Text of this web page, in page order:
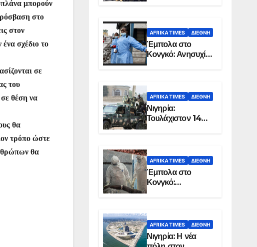
μπορούν
στο
στον
σχέδιο το
σε
του
σε θέση να
θα
τρόπο ώστε
θα
Σομαλία
AFRIKA TIMES ΔΙΕΘΝΉ
Έμπολα στο
Κονγκό: Ανησυχία
για τη μεγάλη
AFRIKA TIMES ΔΙΕΘΝΉ
Νιγηρία:
Τουλάχιστον 14
νεκροί από
στην Οτούκπο
AFRIKA TIMES ΔΙΕΘΝΉ
Έμπολα στο
Κονγκό:
Ξεπέρασαν τους
AFRIKA TIMES ΔΙΕΘΝΉ
Νιγηρία: Η νέα